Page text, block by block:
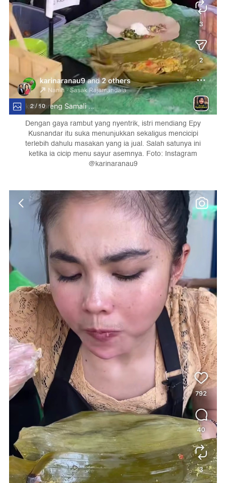
2 / 10
Dengan gaya rambut yang nyentrik, istri mendiang Epy
Kusnandar itu suka menunjukkan sekaligus mencicipi
terlebih dahulu masakan yang ia jual. Salah satunya ini
ketika ia cicip menu sayur asemnya. Foto: Instagram
@karinaranau9